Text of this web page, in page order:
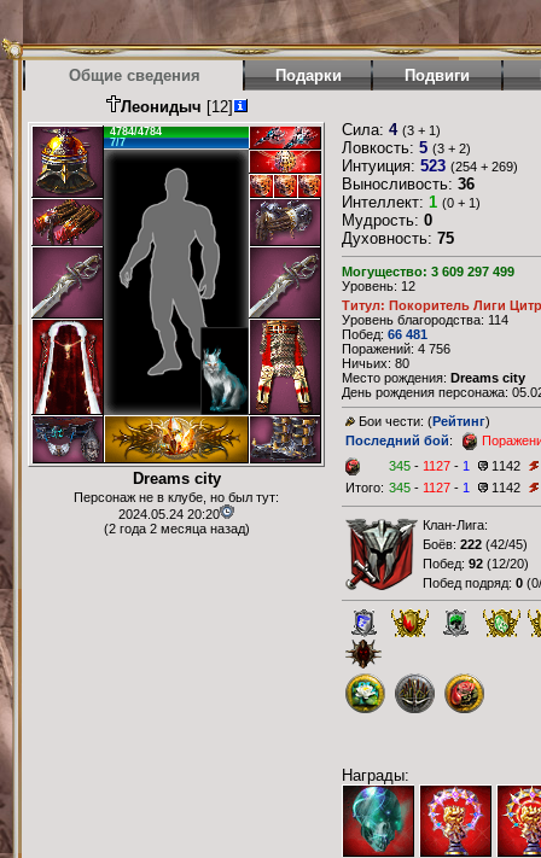
Общие сведения Подарки Подвиги
Леонидыч [12]
4784/4784
7/7
Dreams city
Персонаж не в клубе, но был тут:
2024.05.24 20:20
(2 года 2 месяца назад)
Сила: 4 (3 + 1)
Ловкость: 5 (3 + 2)
Интуиция: 523 (254 + 269)
Выносливость: 36
Интеллект: 1 (0 + 1)
Мудрость: 0
Духовность: 75
Могущество: 3 609 297 499
Уровень: 12
Титул: Покоритель Лиги
Уровень благородства: 114
Побед: 66 481
Поражений: 4 756
Ничьих: 80
Место рождения: Dreams city
День рождения персонажа:
Бои чести: (Рейтинг)
Последний бой:
345 - 1127 - 1
1142
Итого: 345 - 1127 - 1 1142
Клан-Лига:
Боёв: 222 (42/45)
Побед: 92 (12/20)
Побед подряд: 0 (
Награды: